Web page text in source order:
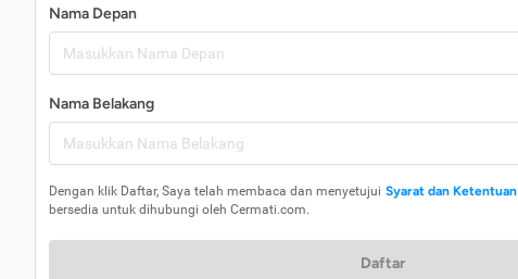
Nama Depan
Nama Belakang
Dengan klik Daftar, Saya telah membaca dan menyetujui Syarat dan Ketentuan
bersedia untuk dihubungi oleh Cermati.com.
Daftar